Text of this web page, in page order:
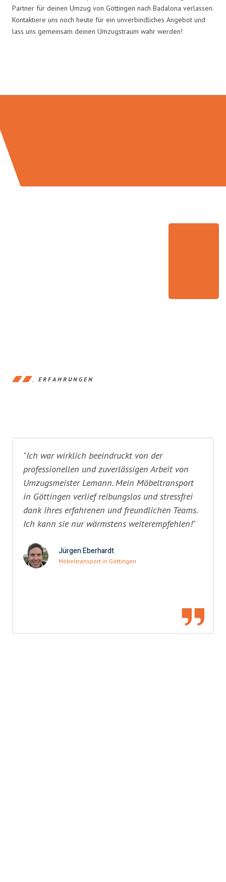
Partner für deinen Umzug von Göttingen nach Badalona verlassen.
Kontaktiere uns noch heute für ein unverbindliches Angebot und
lass uns gemeinsam deinen Umzugstraum wahr werden!
ERFAHRUNGEN
"Ich war wirklich beeindruckt von der
professionellen und zuverlässigen Arbeit von
Umzugsmeister Lemann. Mein Möbeltransport
in Göttingen verlief reibungslos und stressfrei
dank ihres erfahrenen und freundlichen Teams.
Ich kann sie nur wärmstens weiterempfehlen!"
Jürgen Eberhardt
Möbeltransport in Göttingen